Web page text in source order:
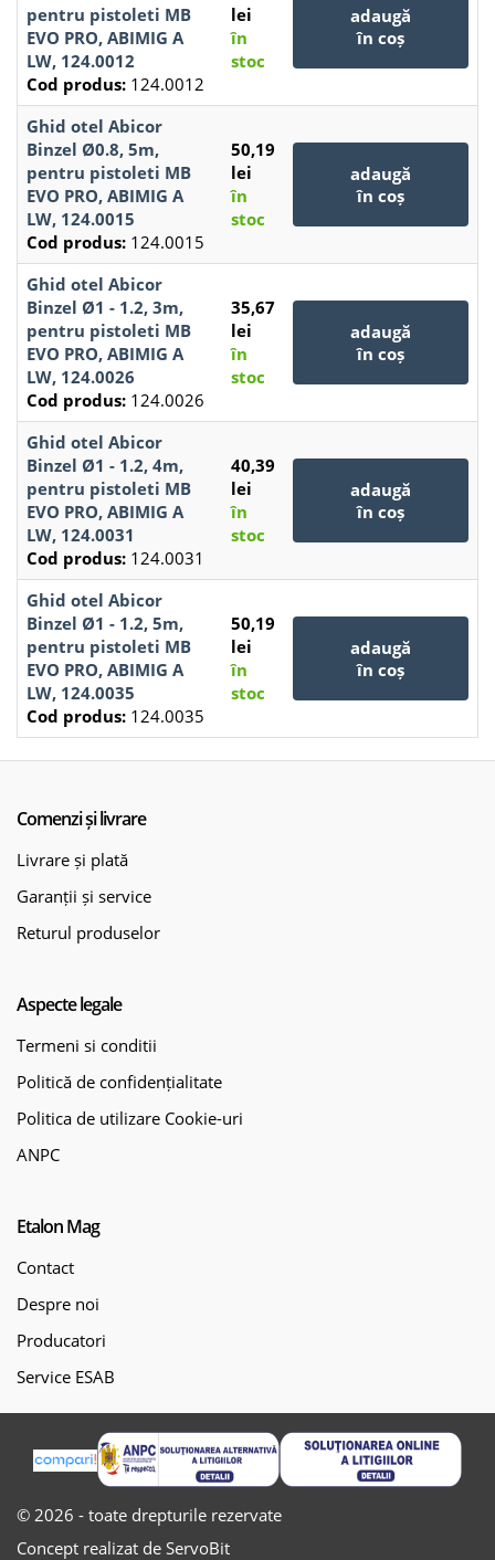
pentru pistoleti MB
EVO PRO, ABIMIG A
LW, 124.0012
Cod produs: 124.0012
lei
în
stoc
adaugă
în coș
Ghid otel Abicor
Binzel Ø0.8, 5m,
pentru pistoleti MB
EVO PRO, ABIMIG A
LW, 124.0015
Cod produs: 124.0015
50,19
lei
în
stoc
adaugă
în coș
Ghid otel Abicor
Binzel Ø1 - 1.2, 3m,
pentru pistoleti MB
EVO PRO, ABIMIG A
LW, 124.0026
Cod produs: 124.0026
35,67
lei
în
stoc
adaugă
în coș
Ghid otel Abicor
Binzel Ø1 - 1.2, 4m,
pentru pistoleti MB
EVO PRO, ABIMIG A
LW, 124.0031
Cod produs: 124.0031
40,39
lei
în
stoc
adaugă
în coș
Ghid otel Abicor
Binzel Ø1 - 1.2, 5m,
pentru pistoleti MB
EVO PRO, ABIMIG A
LW, 124.0035
Cod produs: 124.0035
50,19
lei
în
stoc
adaugă
în coș
Comenzi și livrare
Livrare și plată
Garanții și service
Returul produselor
Aspecte legale
Termeni si conditii
Politică de confidențialitate
Politica de utilizare Cookie-uri
ANPC
Etalon Mag
Contact
Despre noi
Producatori
Service ESAB
© 2026 - toate drepturile rezervate
Concept realizat de ServoBit